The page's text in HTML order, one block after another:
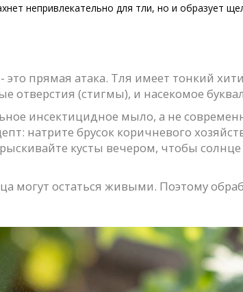
непривлекательно для тли, но и образует
прямая атака. Тля имеет тонкий
(стигмы), и насекомое
инсектицидное мыло, а не
натрите брусок коричневого
кусты вечером, чтобы
могут остаться живыми. Поэтому